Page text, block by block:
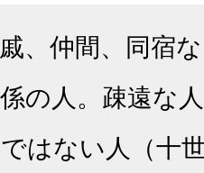
、仲間、同宿
の人。疎遠な
はない人（十